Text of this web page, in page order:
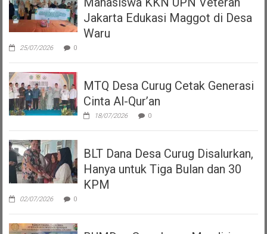
Jakarta Edukasi Maggot di Desa
Waru
25/07/2026 0
MTQ Desa Curug Cetak Generasi
Cinta Al-Qur’an
18/07/2026 0
BLT Dana Desa Curug Disalurkan,
Hanya untuk Tiga Bulan dan 30
KPM
02/07/2026 0